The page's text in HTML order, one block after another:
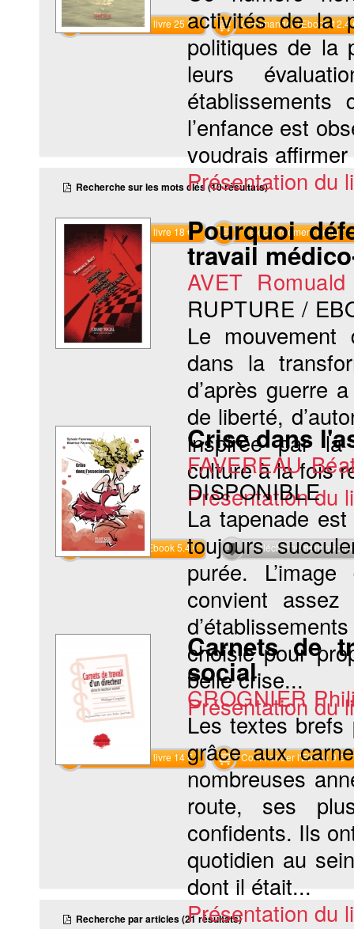
Commander le livre 25 € Commander l'Ebook 12.4
activités de la
politiques de la
leurs
l’enfance est
voudrais
Présentation du
Commander le livre 18 € Téléchargement gratuit
Recherche sur les mots clés (10 résultats)
Pourquoi
travail
AVET Romuald
RUPTURE /
Le mouvement
dans la
d’après guerre
de liberté,
inspirée par la
culture à la fois
Présentation du
Commander l'Ebook 5.4 € Téléchargement
Crise dans
FAVEREAU
DISPONIBLE
La tapenade
toujours
purée.
convient
choisie pour
belle crise...
Présentation du
Commander le livre 14 € Commander l'Ebook 9 €
Carnets de
social
CROGNIER
Les textes
grâce aux
nombreuses
route, ses
confidents. Ils
quotidien au
dont il était...
Présentation du
Recherche par articles (21 résultats)